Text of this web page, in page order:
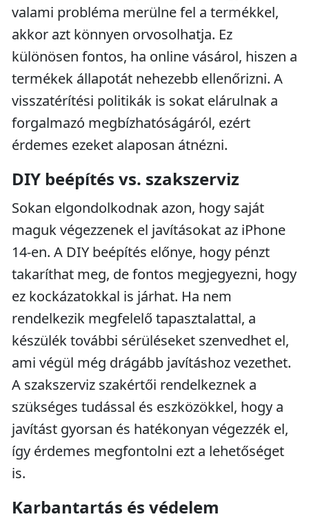
valami probléma merülne fel a termékkel,
akkor azt könnyen orvosolhatja. Ez
különösen fontos, ha online vásárol, hiszen a
termékek állapotát nehezebb ellenőrizni. A
visszatérítési politikák is sokat elárulnak a
forgalmazó megbízhatóságáról, ezért
érdemes ezeket alaposan átnézni.
DIY beépítés vs. szakszerviz
Sokan elgondolkodnak azon, hogy saját
maguk végezzenek el javításokat az iPhone
14-en. A DIY beépítés előnye, hogy pénzt
takaríthat meg, de fontos megjegyezni, hogy
ez kockázatokkal is járhat. Ha nem
rendelkezik megfelelő tapasztalattal, a
készülék további sérüléseket szenvedhet el,
ami végül még drágább javításhoz vezethet.
A szakszerviz szakértői rendelkeznek a
szükséges tudással és eszközökkel, hogy a
javítást gyorsan és hatékonyan végezzék el,
így érdemes megfontolni ezt a lehetőséget
is.
Karbantartás és védelem